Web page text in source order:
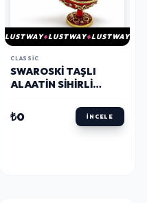
LUSTWAY LUSTWAY LUSTWAY
CLASSIC
SWAROSKI TAŞLI
ALAATIN SIHIRLI
₺0 İNCELE